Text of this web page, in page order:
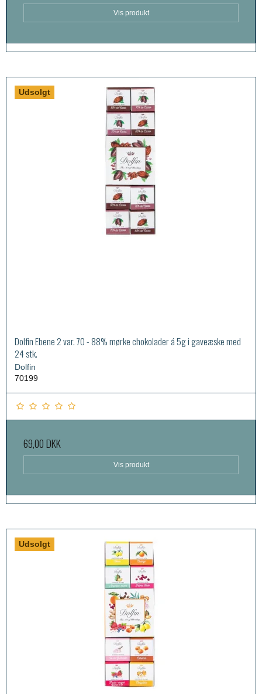
Vis produkt
Udsolgt
Dolfin Ebene 2 var. 70 - 88% mørke chokolader á 5g i gaveæske med
24 stk.
Dolfin
70199
69,00 DKK
Vis produkt
Udsolgt